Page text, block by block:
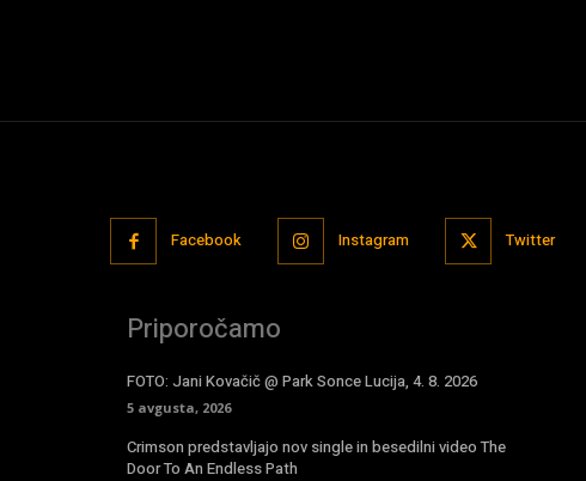
Facebook Instagram Twitter
Priporočamo
FOTO: Jani Kovačič @ Park Sonce Lucija, 4. 8. 2026
5 avgusta, 2026
Crimson predstavljajo nov single in besedilni video The
Door To An Endless Path